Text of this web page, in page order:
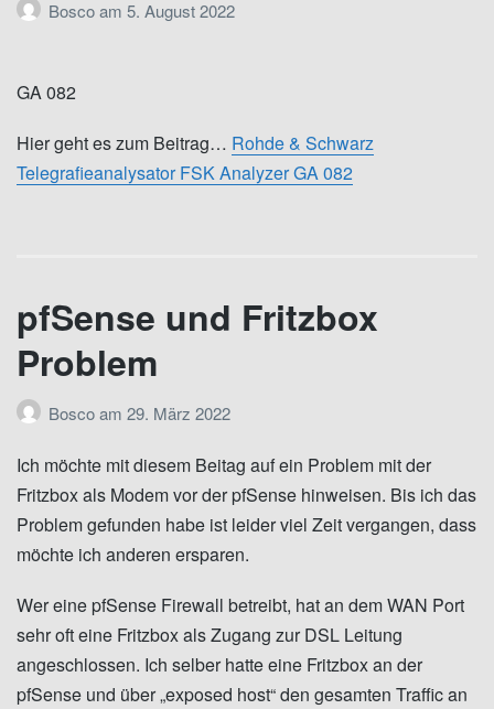
Boscoam 5. August 2022
GA 082
Hier geht es zum Beitrag… Rohde & Schwarz
Telegrafieanalysator FSK Analyzer GA 082
pfSense und Fritzbox
Problem
Boscoam 29. März 2022
Ich möchte mit diesem Beitag auf ein Problem mit der
Fritzbox als Modem vor der pfSense hinweisen. Bis ich das
Problem gefunden habe ist leider viel Zeit vergangen, dass
möchte ich anderen ersparen.
Wer eine pfSense Firewall betreibt, hat an dem WAN Port
sehr oft eine Fritzbox als Zugang zur DSL Leitung
angeschlossen. Ich selber hatte eine Fritzbox an der
pfSense und über „exposed host“ den gesamten Traffic an